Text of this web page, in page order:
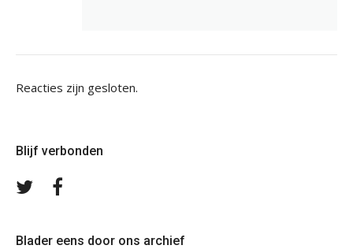
Reacties zijn gesloten.
Blijf verbonden
Volg
Blader eens door ons archief